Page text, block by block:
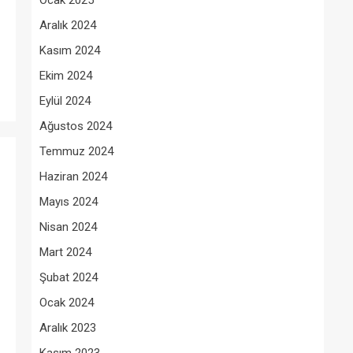
Aralık 2024
Kasım 2024
Ekim 2024
Eylül 2024
Ağustos 2024
Temmuz 2024
Haziran 2024
Mayıs 2024
Nisan 2024
Mart 2024
Şubat 2024
Ocak 2024
Aralık 2023